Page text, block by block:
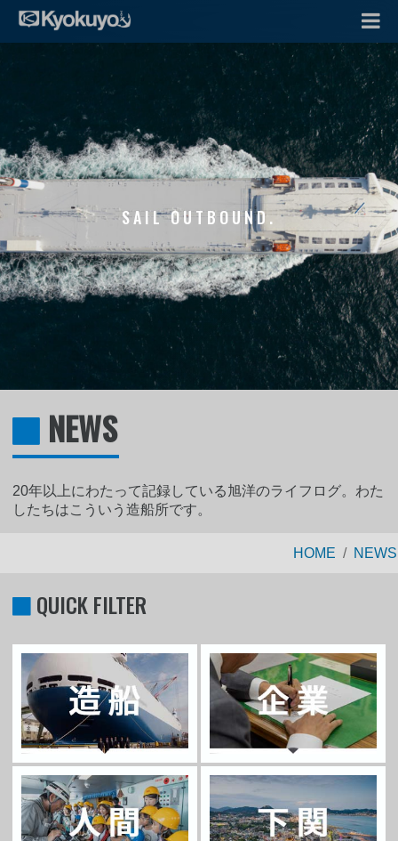
SAIL OUTBOUND.
NEWS
20年以上にわたって記録している旭洋のライフログ。わた
したちはこういう造船所です。
HOME NEWS
QUICK FILTER